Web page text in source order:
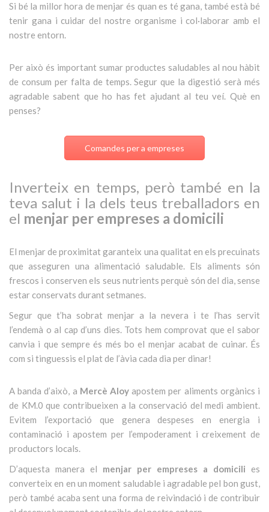
Si bé la millor hora de menjar és quan es té gana, també està bé
tenir gana i cuidar del nostre organisme i col·laborar amb el
nostre entorn.
Per això és important sumar productes saludables al nou hàbit
de consum per falta de temps. Segur que la digestió serà més
agradable sabent que ho has fet ajudant al teu veí. Què en
penses?
Comandes per a empreses
Inverteix en temps, però també en la
teva salut i la dels teus treballadors en
el menjar per empreses a domicili
El menjar de proximitat garanteix una qualitat en els precuinats
que asseguren una alimentació saludable. Els aliments són
frescos i conserven els seus nutrients perquè són del dia, sense
estar conservats durant setmanes.
Segur que t’ha sobrat menjar a la nevera i te l’has servit
l’endemà o al cap d’uns dies. Tots hem comprovat que el sabor
canvia i que sempre és més bo el menjar acabat de cuinar. És
com si tinguessis el plat de l’àvia cada dia per dinar!
A banda d’això, a Mercè Aloyapostem per aliments orgànics i
de KM.0 que contribueixen a la conservació del medi ambient.
Evitem l’exportació que genera despeses en energia i
contaminació i apostem per l’empoderament i creixement de
productors locals.
D’aquesta manera el menjar per empreses a domicili es
converteix en en un moment saludable i agradable pel bon gust,
però també acaba sent una forma de reivindació i de contribuir